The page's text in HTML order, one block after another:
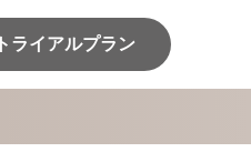
トライアルプラン